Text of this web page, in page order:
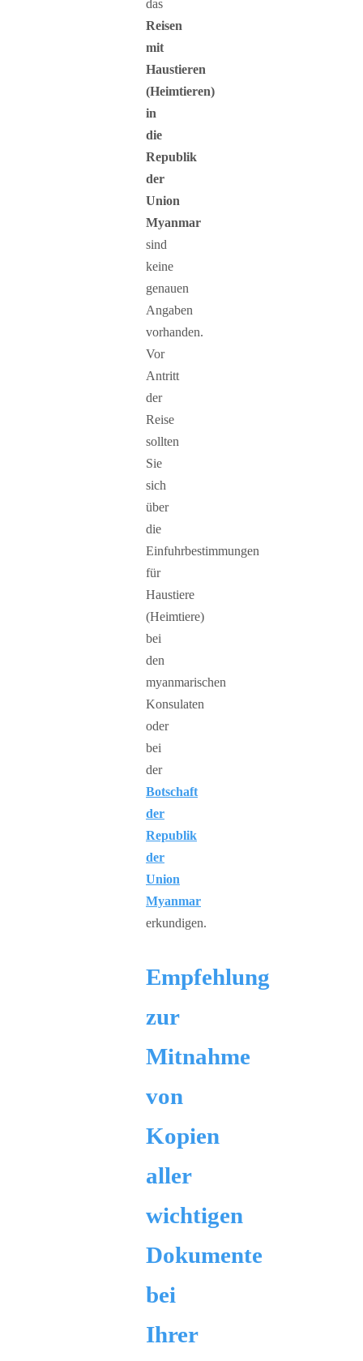
das
Reisen
mit
Haustieren
(Heimtieren)
in
die
Republik
der
Union
Myanmar
sind
keine
genauen
Angaben
vorhanden.
Vor
Antritt
der
Reise
sollten
Sie
sich
über
die
Einfuhrbestimmungen
für
Haustiere
(Heimtiere)
bei
den
myanmarischen
Konsulaten
oder
bei
der
Botschaft
der
Republik
der
Union
Myanmar
erkundigen.
Empfehlung
zur
Mitnahme
von
Kopien
aller
wichtigen
Dokumente
bei
Ihrer